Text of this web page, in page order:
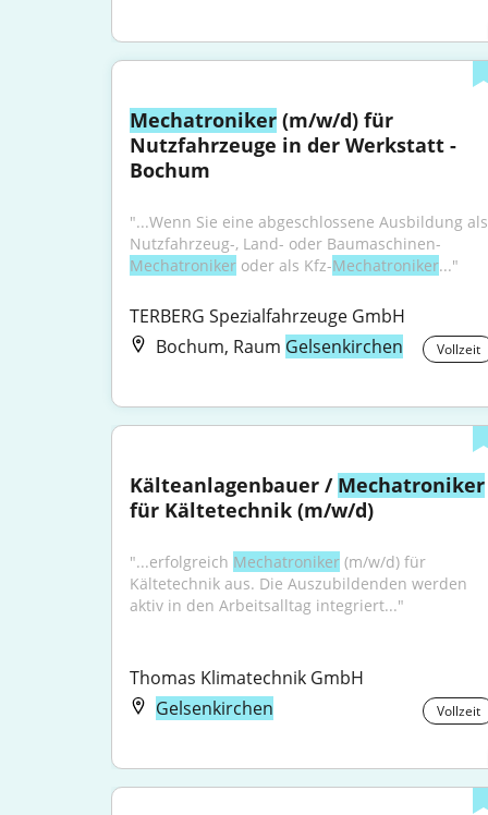
Mechatroniker (m/w/d) für
Nutzfahrzeuge in der Werkstatt -
Bochum
"...Wenn Sie eine abgeschlossene Ausbildung als
Nutzfahrzeug-, Land- oder Baumaschinen-
Mechatroniker oder als Kfz-Mechatroniker..."
TERBERG Spezialfahrzeuge GmbH
Bochum, Raum Gelsenkirchen Vollzeit
Kälteanlagenbauer / Mechatroniker
für Kältetechnik (m/w/d)
"...erfolgreich Mechatroniker (m/w/d) für
Kältetechnik aus. Die Auszubildenden werden
aktiv in den Arbeitsalltag integriert..."
Thomas Klimatechnik GmbH
Gelsenkirchen
Vollzeit